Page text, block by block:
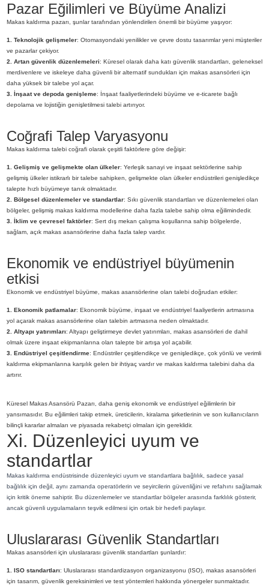
Pazar Eğilimleri ve Büyüme Analizi
Makas kaldırma pazarı, şunlar tarafından yönlendirilen önemli bir büyüme yaşıyor:
1. Teknolojik gelişmeler: Otomasyondaki yenilikler ve çevre dostu tasarımlar yeni müşteriler
ve pazarlar çekiyor.
2. Artan güvenlik düzenlemeleri: Küresel olarak daha katı güvenlik standartları, geleneksel
merdivenlere ve iskeleye daha güvenli bir alternatif sundukları için makas asansörleri için
daha yüksek bir talebe yol açar.
3. İnşaat ve depoda genişleme: İnşaat faaliyetlerindeki büyüme ve e-ticarete bağlı
depolama ve lojistiğin genişletilmesi talebi artırıyor.
Coğrafi Talep Varyasyonu
Makas kaldırma talebi coğrafi olarak çeşitli faktörlere göre değişir:
1. Gelişmiş ve gelişmekte olan ülkeler: Yerleşik sanayi ve inşaat sektörlerine sahip
gelişmiş ülkeler istikrarlı bir talebe sahipken, gelişmekte olan ülkeler endüstrileri genişledikçe
talepte hızlı büyümeye tanık olmaktadır.
2. Bölgesel düzenlemeler ve standartlar: Sıkı güvenlik standartları ve düzenlemeleri olan
bölgeler, gelişmiş makas kaldırma modellerine daha fazla talebe sahip olma eğilimindedir.
3. İklim ve çevresel faktörler: Sert dış mekan çalışma koşullarına sahip bölgelerde,
sağlam, açık makas asansörlerine daha fazla talep vardır.
Ekonomik ve endüstriyel büyümenin
etkisi
Ekonomik ve endüstriyel büyüme, makas asansörlerine olan talebi doğrudan etkiler:
1. Ekonomik patlamalar: Ekonomik büyüme, inşaat ve endüstriyel faaliyetlerin artmasına
yol açarak makas asansörlerine olan talebin artmasına neden olmaktadır.
2. Altyapı yatırımları: Altyapı geliştirmeye devlet yatırımları, makas asansörleri de dahil
olmak üzere inşaat ekipmanlarına olan talepte bir artışa yol açabilir.
3. Endüstriyel çeşitlendirme: Endüstriler çeşitlendikçe ve genişledikçe, çok yönlü ve verimli
kaldırma ekipmanlarına karşılık gelen bir ihtiyaç vardır ve makas kaldırma talebini daha da
artırır.
Küresel Makas Asansörü Pazarı, daha geniş ekonomik ve endüstriyel eğilimlerin bir
yansımasıdır. Bu eğilimleri takip etmek, üreticilerin, kiralama şirketlerinin ve son kullanıcıların
bilinçli kararlar almaları ve piyasada rekabetçi olmaları için gereklidir.
Xi. Düzenleyici uyum ve
standartlar
Makas kaldırma endüstrisinde düzenleyici uyum ve standartlara bağlılık, sadece yasal
bağlılık için değil, aynı zamanda operatörlerin ve seyircilerin güvenliğini ve refahını sağlamak
için kritik öneme sahiptir. Bu düzenlemeler ve standartlar bölgeler arasında farklılık gösterir,
ancak güvenli uygulamaların teşvik edilmesi için ortak bir hedefi paylaşır.
Uluslararası Güvenlik Standartları
Makas asansörleri için uluslararası güvenlik standartları şunlardır:
1. ISO standartları: Uluslararası standardizasyon organizasyonu (ISO), makas asansörleri
için tasarım, güvenlik gereksinimleri ve test yöntemleri hakkında yönergeler sunmaktadır.